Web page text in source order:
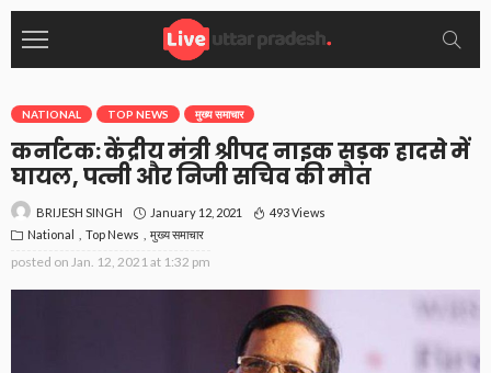
NATIONAL TOP NEWS मुख्य समाचार
कर्नाटक: केंद्रीय मंत्री श्रीपद नाइक सड़क हादसे में
घायल, पत्नी और निजी सचिव की मौत
BRIJESH SINGH January 12, 2021
493 Views
National
Top News मुख्य समाचार
posted on Jan. 12, 2021 at 1:32 pm